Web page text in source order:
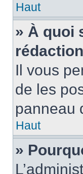
Haut
» À quoi
Il vous
de les
panneau
Haut
»